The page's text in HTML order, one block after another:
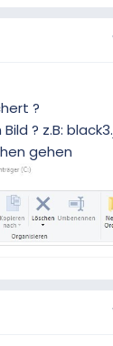
?
? z.B:
gehen